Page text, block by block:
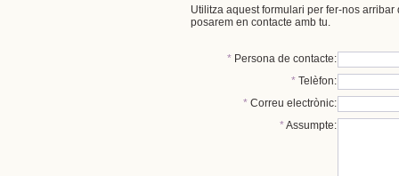
Utilitza aquest formulari per fer-nos
posarem en contacte amb tu.
*Persona de contacte:
*Telèfon:
*Correu electrònic:
*Assumpte: